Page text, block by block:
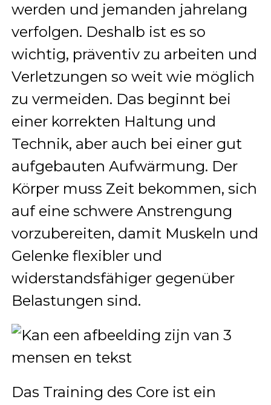
werden und jemanden jahrelang
verfolgen. Deshalb ist es so
wichtig, präventiv zu arbeiten und
Verletzungen so weit wie möglich
zu vermeiden. Das beginnt bei
einer korrekten Haltung und
Technik, aber auch bei einer gut
aufgebauten Aufwärmung. Der
Körper muss Zeit bekommen, sich
auf eine schwere Anstrengung
vorzubereiten, damit Muskeln und
Gelenke flexibler und
widerstandsfähiger gegenüber
Belastungen sind.
Das Training des Core ist ein